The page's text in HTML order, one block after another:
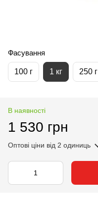
Фасування
100 г 1 кг 250 г
В наявності
1 530 грн
Оптові ціни від 2 одиниць